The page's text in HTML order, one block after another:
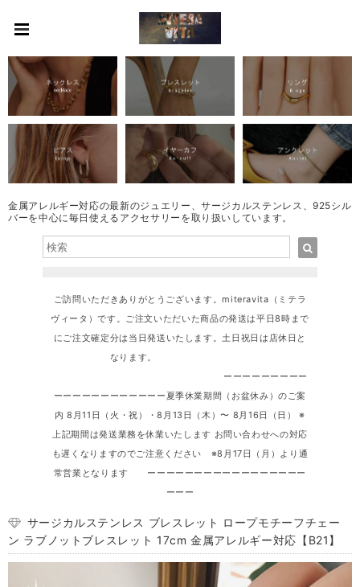
金属アレルギー対応の最新のジュエリー、サージカルステンレス、925シル
バーを中心に毎日使えるアクセサリーを取り扱いしています。
ご訪問いただきありがとうございます。miteravita（ミテラ
ヴィータ）です。ご注文いただいた商品の発送は平日8時まで
にご注文確定分は当日発送いたします。土日祝日は店休日と
なります。
ーーーーーーーーー
ーーーーーーーーーーーー夏季休業期間（お盆休み）のご案
内 8月11日（火・祝）・8月13日（木）〜 8月16日（日） ※
上記期間は発送業務を休業いたします お問い合わせへの対応
も遅くなりますのでご注意ください ※8月17日（月）より通
常営業となります ーーーーーーーーーーーーーーーーー
ーーー
サージカルステンレス ブレスレット ロープモチーフチェー
ン ラブノットブレスレット 17cm 金属アレルギー対応【B21】